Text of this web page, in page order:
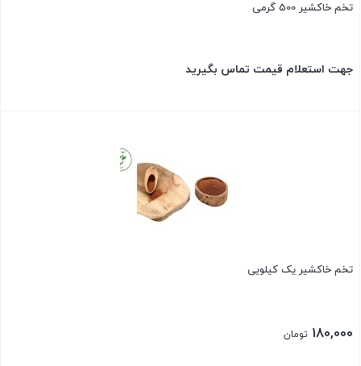
تخم خاکشیر 500 گرمی
جهت استعلام قیمت تماس بگیرید
تخم خاکشیر یک کیلویی
180,000 تومان